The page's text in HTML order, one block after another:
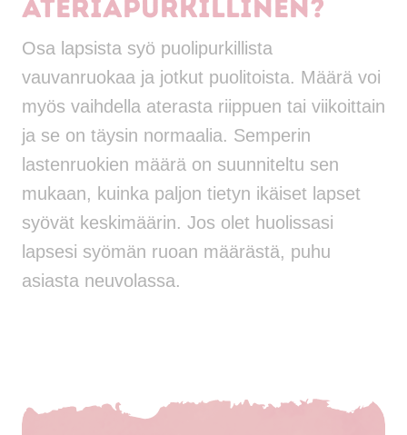
ateriapurkillinen?
Osa lapsista syö puolipurkillista
vauvanruokaa ja jotkut puolitoista. Määrä voi
myös vaihdella aterasta riippuen tai viikoittain
ja se on täysin normaalia. Semperin
lastenruokien määrä on suunniteltu sen
mukaan, kuinka paljon tietyn ikäiset lapset
syövät keskimäärin. Jos olet huolissasi
lapsesi syömän ruoan määrästä, puhu
asiasta neuvolassa.